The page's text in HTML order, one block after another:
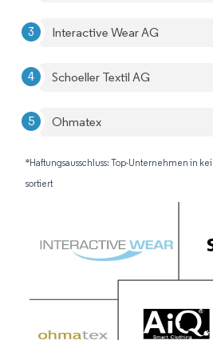
Interactive Wear AG
Schoeller Textil AG
Ohmatex
*Haftungsausschluss: Top-Unternehmen in
sortiert